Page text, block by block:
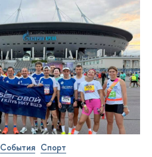
События Спорт